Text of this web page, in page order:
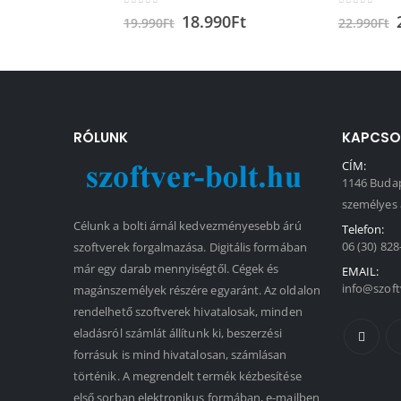
Ft 18.990 Ft Ft 21.990
RÓLUNK
Célunk a bolti árnál kedvezményesebb árú
szoftverek forgalmazása. Digitális formában
már egy darab mennyiségtől. Cégek és
magánszemélyek részére egyaránt. Az oldalon
rendelhető szoftverek hivatalosak, minden
eladásról számlát állítunk ki, beszerzési
forrásuk is mind hivatalosan, számlásan
történik. A megrendelt termék kézbesítése
első sorban elektronikus formában, e-mailben
CÍM:
1146
Telefon:
06 (30)
EMAIL: